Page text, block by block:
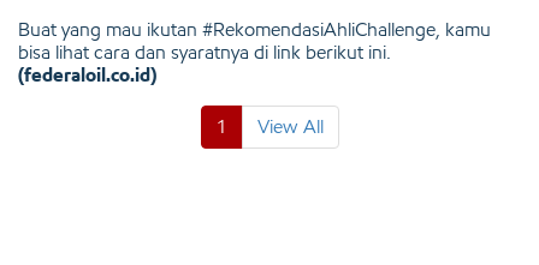
Buat yang mau ikutan #RekomendasiAhliChallenge, kamu
bisa lihat cara dan syaratnya di link berikut ini.
(federaloil.co.id)
1 View All